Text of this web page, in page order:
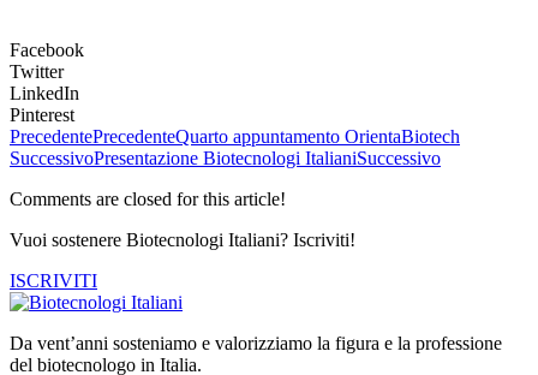
Facebook
Twitter
LinkedIn
Pinterest
PrecedentePrecedenteQuarto appuntamento OrientaBiotech
SuccessivoPresentazione Biotecnologi ItalianiSuccessivo
Comments are closed for this article!
Vuoi sostenere Biotecnologi Italiani? Iscriviti!
ISCRIVITI
Da vent’anni sosteniamo e valorizziamo la figura e la professione
del biotecnologo in Italia.